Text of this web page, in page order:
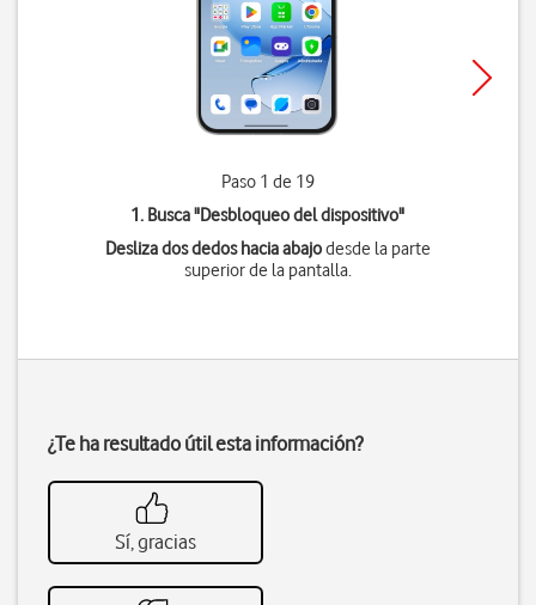
Paso 1 de 19
1. Busca "Desbloqueo del dispositivo"
Desliza dos dedos hacia abajodesde la parte
superior de la pantalla.
¿Te ha resultado útil esta información?
Sí, gracias